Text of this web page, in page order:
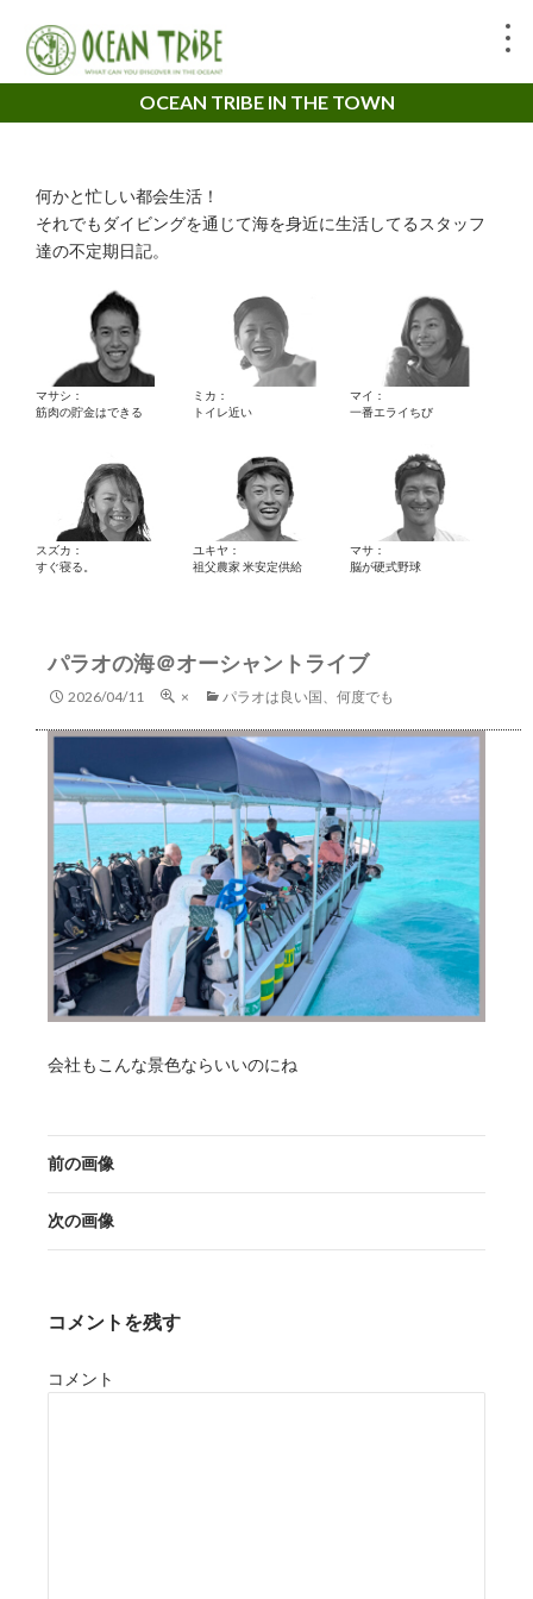
OCEAN TRIBE IN THE TOWN
何かと忙しい都会生活！
それでもダイビングを通じて海を身近に生活してるスタッフ
達の不定期日記。
マサシ：
筋肉の貯金はできる
ミカ：
トイレ近い
マイ：
一番エライちび
スズカ：
すぐ寝る。
ユキヤ：
祖父農家 米安定供給
マサ：
脳が硬式野球
パラオの海＠オーシャントライブ
2026/04/11 × パラオは良い国、何度でも
会社もこんな景色ならいいのにね
前の画像
次の画像
コメントを残す
コメント